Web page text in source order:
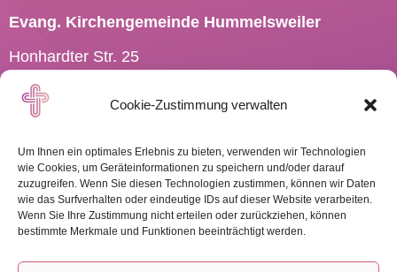
Cookie-Zustimmung verwalten
Um Ihnen ein optimales Erlebnis zu bieten, verwenden wir Technologien
wie Cookies, um Geräteinformationen zu speichern und/oder darauf
zuzugreifen. Wenn Sie diesen Technologien zustimmen, können wir Daten
wie das Surfverhalten oder eindeutige IDs auf dieser Website verarbeiten.
Wenn Sie Ihre Zustimmung nicht erteilen oder zurückziehen, können
bestimmte Merkmale und Funktionen beeinträchtigt werden.
Evang. Kirchengemeinde Hummelsweiler
Honhardter Str. 25
73494 Rosenberg
Tel.: 07967 701910
Pfarramt.Hummelsweiler@elkw.de
WEITERE INFOS